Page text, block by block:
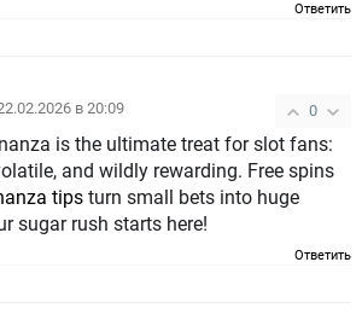
Ответить
0
в 20:09
is the ultimate treat for slot fans:
and wildly rewarding. Free spins
tips turn small bets into huge
sugar rush starts here!
Ответить